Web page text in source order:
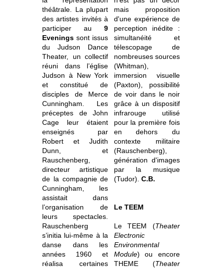
théâtrale. La plupart
des artistes invités à
participer au9
Evenings sont issus
du Judson Dance
Theater, un collectif
réuni dans l’église
Judson à New York
et constitué de
disciples de Merce
Cunningham. Les
préceptes de John
Cage leur étaient
enseignés par
Robert et Judith
Dunn, et
Rauschenberg,
directeur artistique
de la compagnie de
Cunningham, les
assistait dans
l’organisation de
leurs spectacles.
Rauschenberg
s’initia lui-même à la
danse dans les
années 1960 et
réalisa certaines
mais proposition
d'une expérience de
perception inédite :
simultanéité et
télescopage de
nombreuses sources
(Whitman),
immersion visuelle
(Paxton), possibilité
de voir dans le noir
grâce à un dispositif
infrarouge utilisé
pour la première fois
en dehors du
contexte militaire
(Rauschenberg),
génération d'images
par la musique
(Tudor). C.B.
Le TEEM
Le TEEM (Theater
Electronic
Environmental
Module) ou encore
THEME (Theater